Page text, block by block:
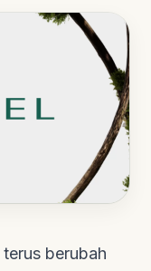
berubah